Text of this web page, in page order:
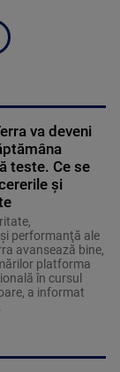
va deveni
teste. Ce se
și
performanţă ale
avansează bine,
platforma
în cursul
a informat